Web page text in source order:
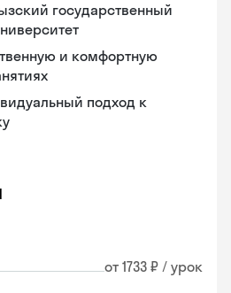
государственный
и комфортную
подход к
от 1733 ₽ / урок